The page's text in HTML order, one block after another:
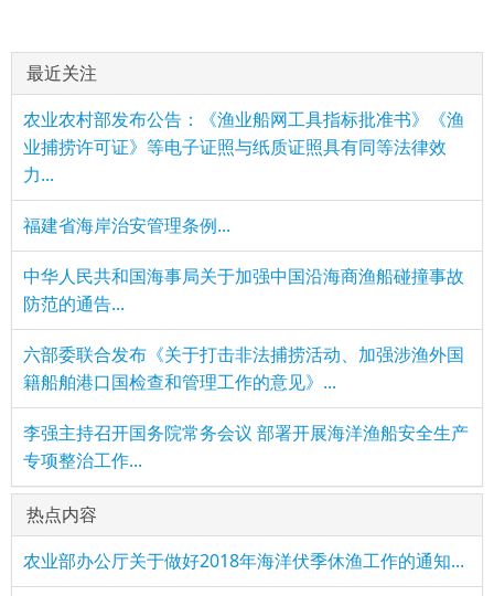
最近关注
农业农村部发布公告：《渔业船网工具指标批准书》《渔
业捕捞许可证》等电子证照与纸质证照具有同等法律效
力...
福建省海岸治安管理条例...
中华人民共和国海事局关于加强中国沿海商渔船碰撞事故
防范的通告...
六部委联合发布《关于打击非法捕捞活动、加强涉渔外国
籍船舶港口国检查和管理工作的意见》...
李强主持召开国务院常务会议 部署开展海洋渔船安全生产
专项整治工作...
热点内容
农业部办公厅关于做好2018年海洋伏季休渔工作的通知...